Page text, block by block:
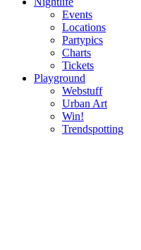
Events
Locations
Partypics
Charts
Tickets
Playground
Webstuff
Urban Art
Win!
Trendspotting